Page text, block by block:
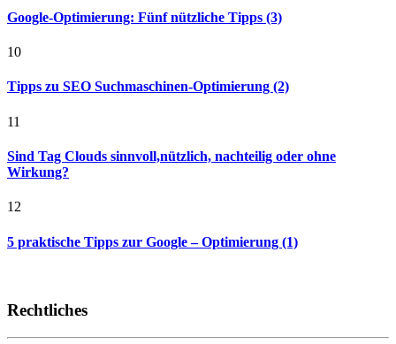
Google-Optimierung: Fünf nützliche Tipps (3)
10
Tipps zu SEO Suchmaschinen-Optimierung (2)
11
Sind Tag Clouds sinnvoll,nützlich, nachteilig oder ohne
Wirkung?
12
5 praktische Tipps zur Google – Optimierung (1)
Rechtliches